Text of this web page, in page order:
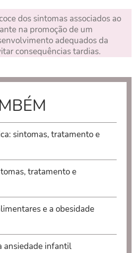
dos sintomas associados ao
na promoção de um
adequados da
consequências tardias.
sintomas, tratamento e
tratamento e
e a obesidade
ansiedade infantil